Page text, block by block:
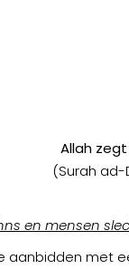
Allah
(Surah ad-
en mensen
met